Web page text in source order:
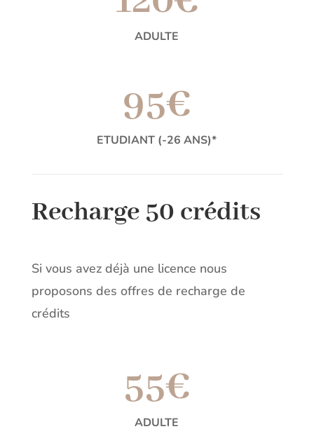
ADULTE
95€
ETUDIANT (-26 ANS)*
Recharge 50 crédits
Si vous avez déjà une licence nous
proposons des offres de recharge de
crédits
55€
ADULTE